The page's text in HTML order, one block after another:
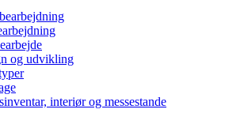
og udvikling
interiør og messestande